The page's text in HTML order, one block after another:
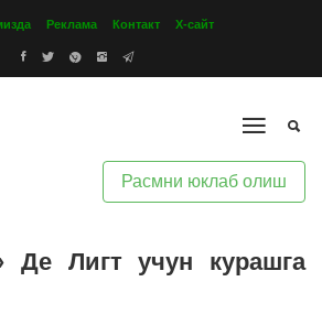
Реклама Контакт Х-сайт
Расмни юклаб олиш
Де Лигт учун курашга